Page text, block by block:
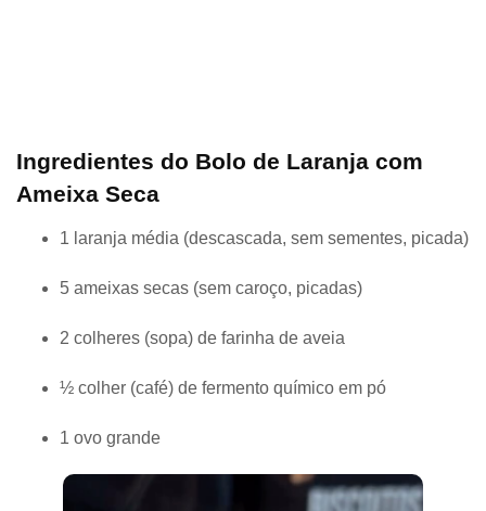
Ingredientes do Bolo de Laranja com
Ameixa Seca
1 laranja média (descascada, sem sementes, picada)
5 ameixas secas (sem caroço, picadas)
2 colheres (sopa) de farinha de aveia
½ colher (café) de fermento químico em pó
1 ovo grande